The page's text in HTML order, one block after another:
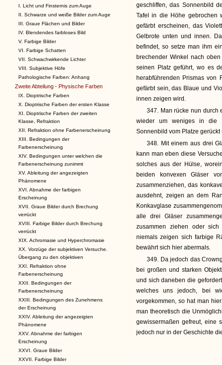
I. Licht und Finsternis zum Auge
II. Schwarze und weiße Bilder zum Auge
III. Graue Flächen und Bilder
IV. Blendendes farbloses Bild
V. Farbige Bilder
VI. Farbige Schatten
VII. Schwachwirkende Lichter
VIII. Subjektive Höfe
Pathologische Farben: Anhang
Zweite Abteilung - Physische Farben
IX. Dioptrische Farben
X. Dioptrische Farben der ersten Klasse
XI. Dioptrische Farben der zweiten
Klasse, Refraktion
XII. Refraktion ohne Farbenerscheinung
XIII. Bedingungen der
Farbenerscheinung
XIV. Bedingungen unter welchen die
Farbenerscheinung zunimmt
XV. Ableitung der angezeigten
Phänomene
XVI. Abnahme der farbigen
Erscheinung
XVII. Graue Bilder durch Brechung
verrückt
XVIII. Farbige Bilder durch Brechung
verrückt
XIX. Achromasie und Hyperchromasie
XX. Vorzüge der subjektiven Versuche.
Übergang zu den objektiven
XXI. Refraktion ohne
Farbenerscheinung
XXII. Bedingungen der
Farbenerscheinung
XXIII. Bedingungen des Zunehmens
der Erscheinung
XXIV. Ableitung der angezeigten
Phänomene
XXV. Abnahme der farbigen
Erscheinung
XXVI. Graue Bilder
XXVII. Farbige Bilder
geschliffen, das Sonnenbild
Tafel in die Höhe gebrochen
gefärbt erscheinen, das
Gelbrote unten und innen.
befindet, so setze man ihm
brechender Winkel nach
seinen Platz geführt, wo es
herabführenden Prismas von
gefärbt sein, das Blaue und
innen zeigen wird.
347. Man rücke nun durch
wieder um weniges in die
Sonnenbild vom Platze
348. Mit einem aus drei
kann man eben diese
solches aus der Hülse,
beiden konvexen Gläser
zusammenziehen, das
ausdehnt, zeigen an dem
Konkavglase
alle drei Gläser
zusammen ziehen oder
niemals zeigen sich farbige
bewährt sich hier abermals.
349. Da jedoch das
bei großen und starken
und sich daneben die
welches uns jedoch, bei
vorgekommen, so hat man
man theoretisch die
gewissermaßen gefreut, eine
jedoch nur in der Geschichte